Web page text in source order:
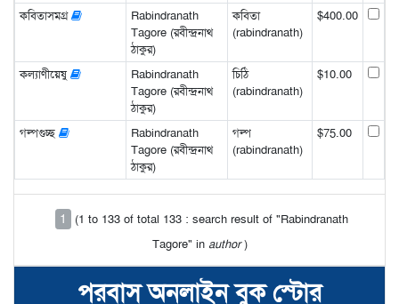
পরবাস অনলাইন বুক স্টোর
কবিতাসমগ্র
Rabindranath
Tagore (রবীন্দ্রনাথ
ঠাকুর)
কবিতা
(rabindranath)
$400.00
কল্যাণীয়েষু
Rabindranath
Tagore (রবীন্দ্রনাথ
ঠাকুর)
চিঠি
(rabindranath)
$10.00
গল্পগুচ্ছ
Rabindranath
Tagore (রবীন্দ্রনাথ
ঠাকুর)
গল্প
(rabindranath)
$75.00
1
(1 to 133 of total 133 : search result of "Rabindranath
Tagore" in author)